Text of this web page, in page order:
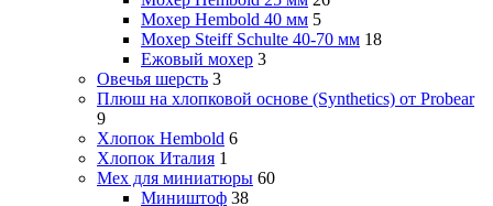
Мохер Hembold 40 мм 5
Мохер Steiff Schulte 40-70 мм 18
Ежовый мохер 3
Овечья шерсть 3
Плюш на хлопковой основе (Synthetics) от Probear
9
Хлопок Hembold 6
Хлопок Италия 1
Мех для миниатюры 60
Миништоф 38